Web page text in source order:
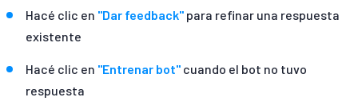
Hacé clic en "Dar feedback" para refinar una respuesta
existente
Hacé clic en "Entrenar bot" cuando el bot no tuvo
respuesta